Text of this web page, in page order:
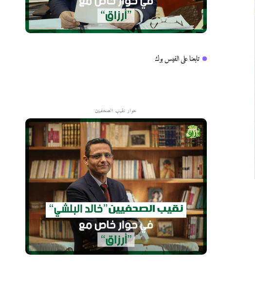
تابعنا على الفيس بوك
حوار نقيب الصحفيين